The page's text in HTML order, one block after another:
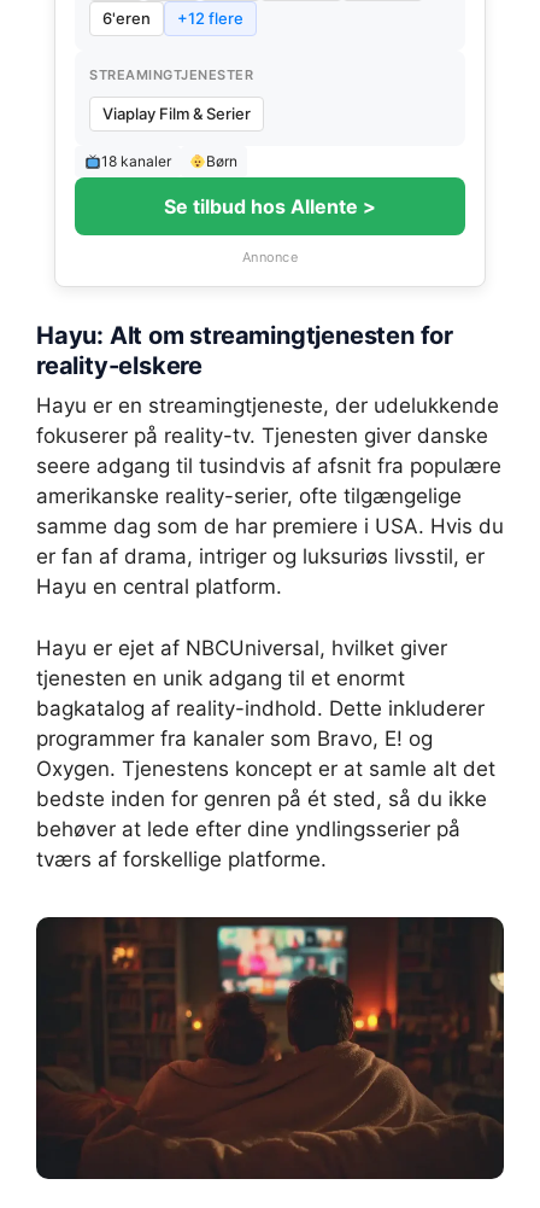
6'eren
+12 flere
STREAMINGTJENESTER
Viaplay Film & Serier
18 kanaler Børn
Se tilbud hos Allente >
Annonce
Hayu: Alt om streamingtjenesten for
reality-elskere
Hayu er en streamingtjeneste, der udelukkende
fokuserer på reality-tv. Tjenesten giver danske
seere adgang til tusindvis af afsnit fra populære
amerikanske reality-serier, ofte tilgængelige
samme dag som de har premiere i USA. Hvis du
er fan af drama, intriger og luksuriøs livsstil, er
Hayu en central platform.
Hayu er ejet af NBCUniversal, hvilket giver
tjenesten en unik adgang til et enormt
bagkatalog af reality-indhold. Dette inkluderer
programmer fra kanaler som Bravo, E! og
Oxygen. Tjenestens koncept er at samle alt det
bedste inden for genren på ét sted, så du ikke
behøver at lede efter dine yndlingsserier på
tværs af forskellige platforme.